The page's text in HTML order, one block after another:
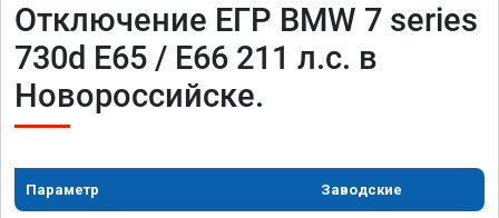
Отключение ЕГР BMW 7 series
730d E65 / E66 211 л.с. в
Новороссийске.
Параметр Заводские